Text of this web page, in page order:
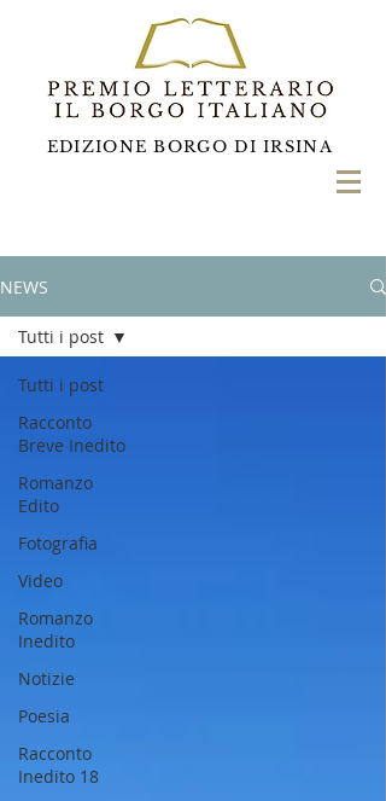
EDIZIONE BORGO DI IRSINA
NEWS
Tutti i post
Racconto
Breve Inedito
Romanzo
Edito
Fotografia
Video
Romanzo
Inedito
Notizie
Poesia
Racconto
Inedito 18
Tutti i post